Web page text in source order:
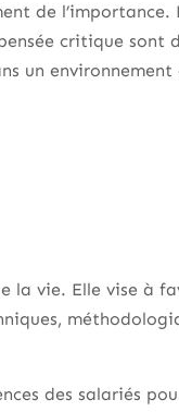
de l’importance.
critique sont
un environnement
la vie. Elle vise à
des salariés